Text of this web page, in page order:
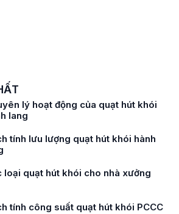
lý hoạt động của quạt hút khói
lang
tính lưu lượng quạt hút khói hành
loại quạt hút khói cho nhà xưởng
tính công suất quạt hút khói PCCC